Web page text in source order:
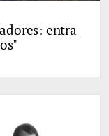
entra